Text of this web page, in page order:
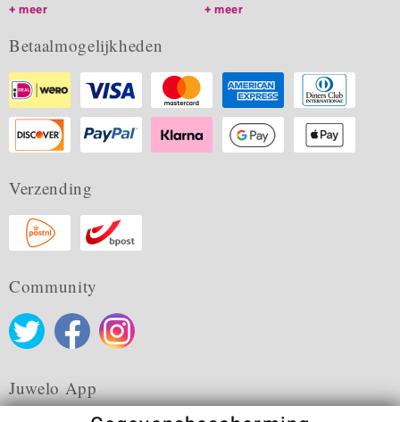
meer
meer
Betaalmogelijkheden
Verzending
Community
Juwelo App